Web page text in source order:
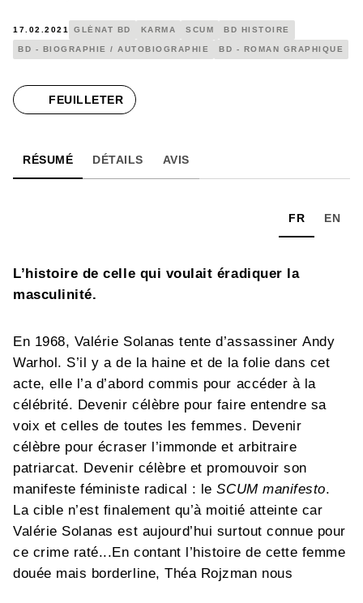
17.02.2021 GLÉNAT BD KARMA SCUM BD HISTOIRE
BD - BIOGRAPHIE / AUTOBIOGRAPHIE BD - ROMAN GRAPHIQUE
FEUILLETER
RÉSUMÉ DÉTAILS AVIS
FR EN
L’histoire de celle qui voulait éradiquer la
masculinité.
En 1968, Valérie Solanas tente d’assassiner Andy
Warhol. S’il y a de la haine et de la folie dans cet
acte, elle l’a d’abord commis pour accéder à la
célébrité. Devenir célèbre pour faire entendre sa
voix et celles de toutes les femmes. Devenir
célèbre pour écraser l’immonde et arbitraire
patriarcat. Devenir célèbre et promouvoir son
manifeste féministe radical : leSCUM manifesto.
La cible n’est finalement qu’à moitié atteinte car
Valérie Solanas est aujourd’hui surtout connue pour
ce crime raté...En contant l’histoire de cette femme
douée mais borderline, Théa Rojzman nous